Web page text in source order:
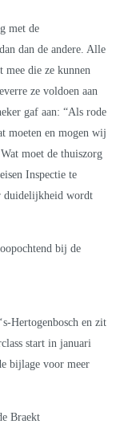
met de
dan de andere. Alle
mee die ze kunnen
ze voldoen aan
gaf aan: “Als rode
moeten en mogen wij
moet de thuiszorg
Inspectie te
duidelijkheid wordt
bij de
Hertogenbosch en zit
start in januari
bijlage voor meer
Braekt